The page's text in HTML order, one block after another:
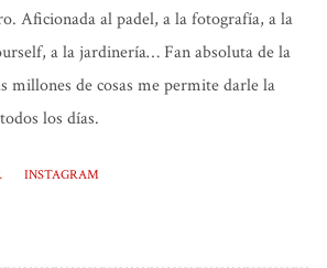
Aficionada al padel, a la fotografía, a la
a la jardinería… Fan absoluta de la
millones de cosas me permite darle la
los días.
INSTAGRAM